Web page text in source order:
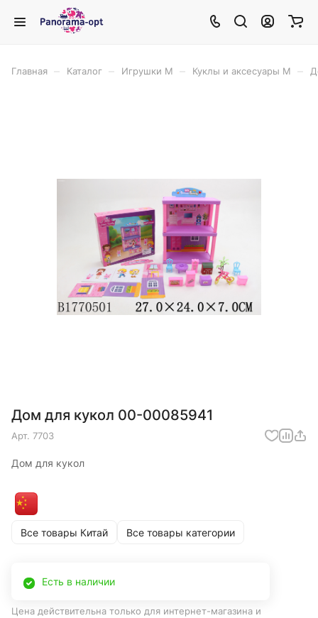
Главная Каталог Игрушки М Куклы и аксесуары М
Дом для кукол 00-00085941
Арт. 7703
Дом для кукол
Все товары Китай Все товары категории
Есть в наличии
Цена действительна только для интернет-магазина и